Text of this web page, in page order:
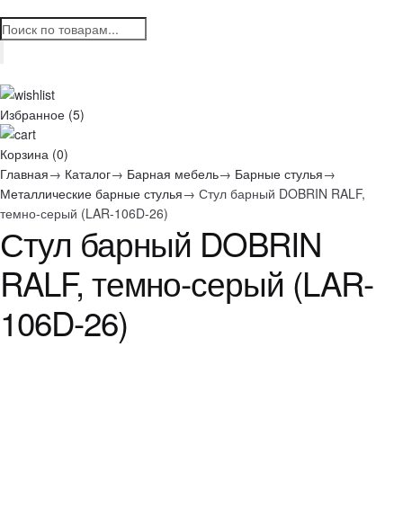
ПОИСК
Избранное (5)
Корзина (0)
Главная→ Каталог→ Барная мебель→ Барные стулья→
Металлические барные стулья→ Стул барный DOBRIN RALF,
темно-серый (LAR-106D-26)
Стул барный DOBRIN
RALF, темно-серый (LAR-
106D-26)